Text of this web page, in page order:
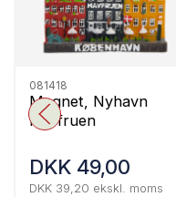
081418
Magnet, Nyhavn
Havfruen
DKK 49,00
DKK 39,20 ekskl. moms